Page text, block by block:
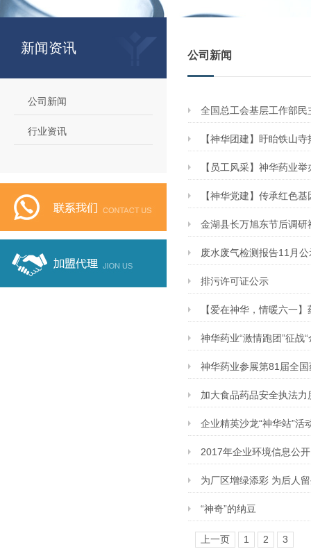
新闻资讯
公司新闻
行业资讯
公司新闻
全国总工会基层工作部
【神华团建】盱眙铁山
【员工风采】神华药业
【神华党建】传承红色
金湖县长万旭东节后调研
废水废气检测报告11月公
排污许可证公示
【爱在神华，情暖六一
神华药业“激情跑团”征战“
神华药业参展第81届全
加大食品药品安全执法
企业精英沙龙“神华站”活
2017年企业环境信息公开
为厂区增绿添彩 为后人
“神奇”的纳豆
上一页 1 2 3